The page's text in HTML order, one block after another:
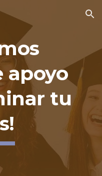
Skip to navigation
apoyo
tu